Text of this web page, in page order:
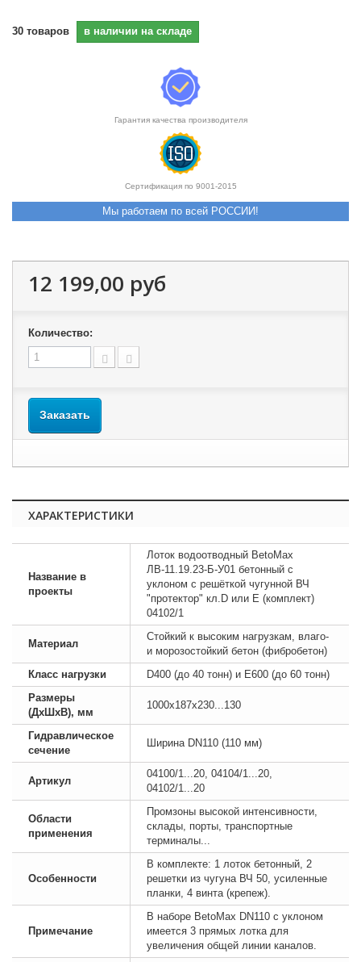
30 товаров в наличии на складе
Гарантия качества производителя
Сертификация по 9001-2015
Мы работаем по всей РОССИИ!
12 199,00 руб
Количество:
Заказать
ХАРАКТЕРИСТИКИ
Название в
проекты
Лоток водоотводный BetoMax
ЛВ-11.19.23-Б-У01 бетонный с
уклоном с решёткой чугунной ВЧ
"протектор" кл.D или E (комплект)
04102/1
Материал
Стойкий к высоким нагрузкам, влаго-
и морозостойкий бетон (фибробетон)
Класс нагрузки
D400 (до 40 тонн) и E600 (до 60 тонн)
Размеры
(ДхШхВ), мм
1000х187х230...130
Гидравлическое
сечение
Ширина DN110 (110 мм)
Артикул
04100/1...20, 04104/1...20,
04102/1...20
Области
применения
Промзоны высокой интенсивности,
склады, порты, транспортные
терминалы...
Особенности
В комплекте: 1 лоток бетонный, 2
решетки из чугуна ВЧ 50, усиленные
планки, 4 винта (крепеж).
Примечание
В наборе BetoMax DN110 с уклоном
имеется 3 прямых лотка для
увеличения общей линии каналов.